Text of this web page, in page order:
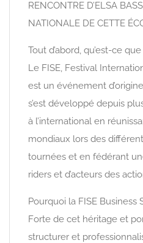
RENCONTRE D’ELSA
NATIONALE DE CETTE
Tout d’abord, qu’est-ce
Le FISE, Festival
est un événement
s’est développé depuis
à l’international en
mondiaux lors des
tournées et en fédérant
riders et d’acteurs des
Pourquoi la FISE Business
Forte de cet héritage et
structurer et